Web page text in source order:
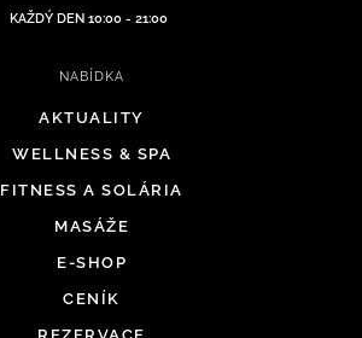
KAŽDÝ DEN 10:00 - 21:00
NABÍDKA
AKTUALITY
WELLNESS & SPA
FITNESS A SOLÁRIA
MASÁŽE
E-SHOP
CENÍK